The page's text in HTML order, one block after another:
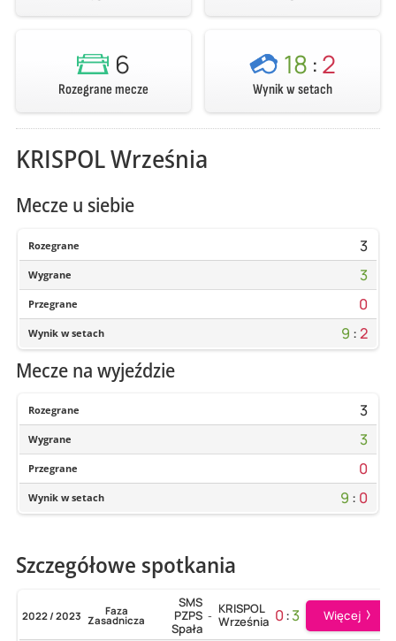
6
Rozegrane mecze
18 :2
Wynik w setach
KRISPOL Września
Mecze u siebie
Rozegrane 3
Wygrane 3
Przegrane 0
Wynik w setach 9 :2
Mecze na wyjeździe
Rozegrane 3
Wygrane 3
Przegrane 0
Wynik w setach 9 : 0
Szczegółowe spotkania
2022 / 2023 Faza
Zasadnicza
SMS
PZPS
Spała
- KRISPOL
Września 0:3 Więcej